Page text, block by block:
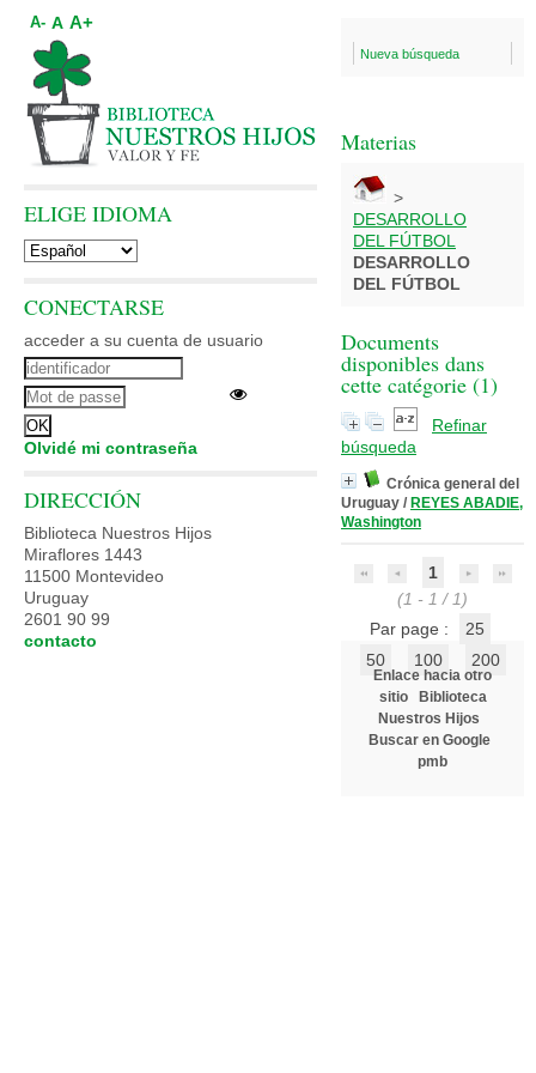
Nueva búsqueda
Materias
>
DESARROLLO
DEL FÚTBOL
DESARROLLO
DEL FÚTBOL
Documents
disponibles dans
cette catégorie (1)
Refinar
búsqueda
Crónica general del
Uruguay / REYES ABADIE,
Washington
1
(1 - 1 / 1)
Par page :
25
50
100 200
Enlace hacia otro
sitio
Biblioteca
Nuestros Hijos
Buscar en Google
pmb
A- A A+
ELIGE IDIOMA
CONECTARSE
acceder a su cuenta de usuario
Olvidé mi contraseña
DIRECCIÓN
Biblioteca Nuestros Hijos
Miraflores 1443
11500 Montevideo
Uruguay
2601 90 99
contacto